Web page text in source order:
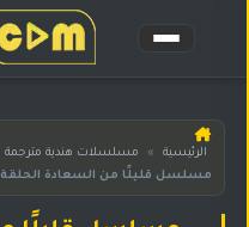
الرئيسية
مسلسلات
الرئيسية » مسلسلات هندية مترجمة
مسلسل قليلًا من السعادة الحلقة 49 مترجمة